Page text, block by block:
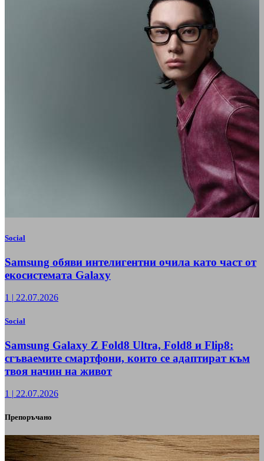
Social
Samsung обяви интелигентни очила като част от
екосистемата Galaxy
1 | 22.07.2026
Social
Samsung Galaxy Z Fold8 Ultra, Fold8 и Flip8:
сгъваемите смартфони, които се адаптират към
твоя начин на живот
1 22.07.2026
Препоръчано